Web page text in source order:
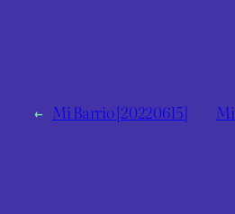
← Mi Barrio [20220615]